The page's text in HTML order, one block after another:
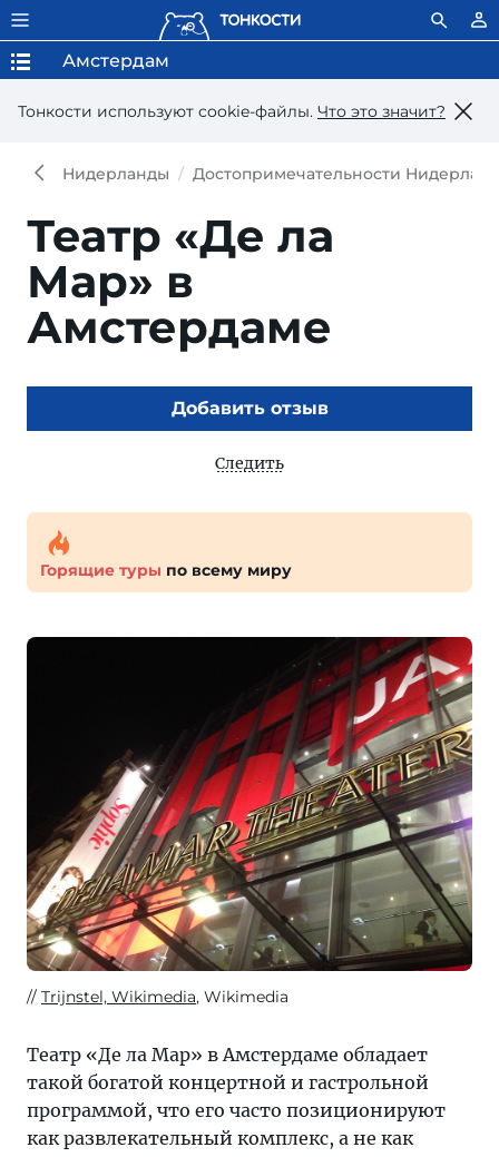
Тонкости используют сookie-файлы. Что это значит?
Амстердам
Нидерланды Достопримечательности
Театр «Де ла
Мар» в
Амстердаме
Добавить отзыв
Следить
Горящие туры по всему миру
Trijnstel, Wikimedia, Wikimedia
Театр «Де ла Мар» в Амстердаме обладает
такой богатой концертной и гастрольной
программой, что его часто позиционируют
как развлекательный комплекс, а не как